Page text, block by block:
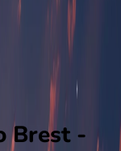
Brest -